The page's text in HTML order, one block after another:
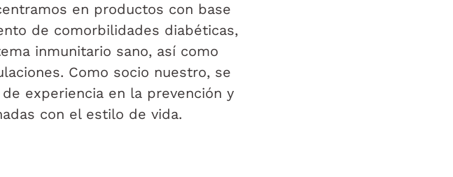
en productos con base
de comorbilidades diabéticas,
inmunitario sano, así como
Como socio nuestro, se
experiencia en la prevención y
con el estilo de vida.